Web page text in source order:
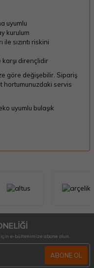
uyumlu
kurulum
sızıntı riskini
karşı dirençlidir
göre değişebilir. Sipariş
hortumunuzdaki servis
uyumlu bulaşık
e-bültenimize abone olun.
ABONE OL